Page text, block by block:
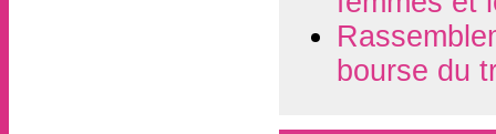
bourse du